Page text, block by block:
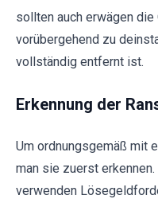
sollten auch erwägen
vorübergehend zu
vollständig entfernt ist.
Erkennung der
Um ordnungsgemäß mit
man sie zuerst
verwenden